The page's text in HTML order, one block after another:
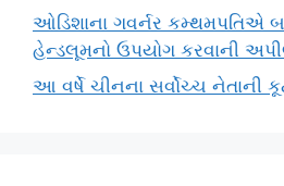
ઓડિશાના ગવર્નર કમ્થમપતિએ
હેન્ડલૂમનો ઉપયોગ કરવાની
આ વર્ષે ચીનના સર્વોચ્ચ નેતાની